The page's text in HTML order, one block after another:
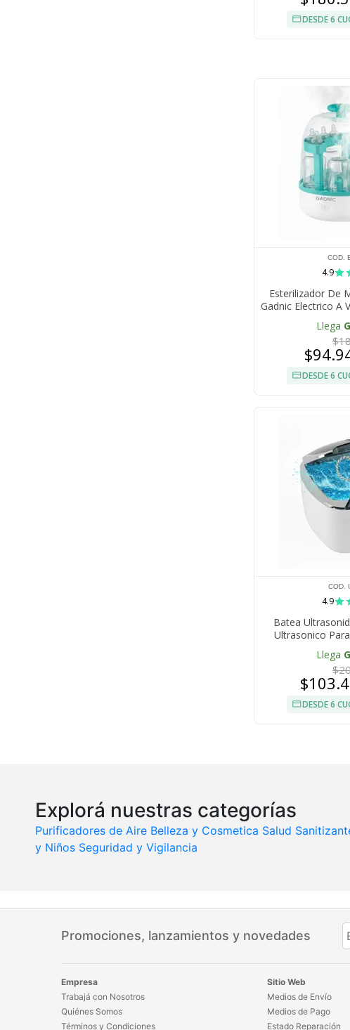
DESDE 6
COD.
4.9
Esterilizador De
Gadnic Electrico A
6
Llega
DESDE 6
COD.
4.9
Batea
Ultrasonico
Llega
DESDE 6
Explorá nuestras categorías
Purificadores de Aire Belleza y Cosmetica Salud
y Niños Seguridad y Vigilancia
Promociones, lanzamientos y novedades
Empresa
Trabajá con Nosotros
Quiénes Somos
Términos y Condiciones
Sitio Web
Medios de Envío
Medios de Pago
Estado Reparación